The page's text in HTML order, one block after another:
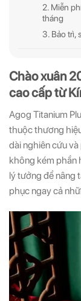
2. Miễn
tháng
3. Bảo trì,
Chào xuân
cao cấp từ
Agog Titanium
thuộc thương
dài nghiên cứu
không kém phần
lý tưởng để nâng
phục ngay cả